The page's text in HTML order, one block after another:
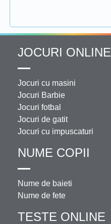
JOCURI ONLINE
Jocuri cu masini
Jocuri Barbie
Jocuri fotbal
Jocuri de gatit
Jocuri cu impuscaturi
NUME COPII
Nume de baieti
Nume de fete
TESTE ONLINE